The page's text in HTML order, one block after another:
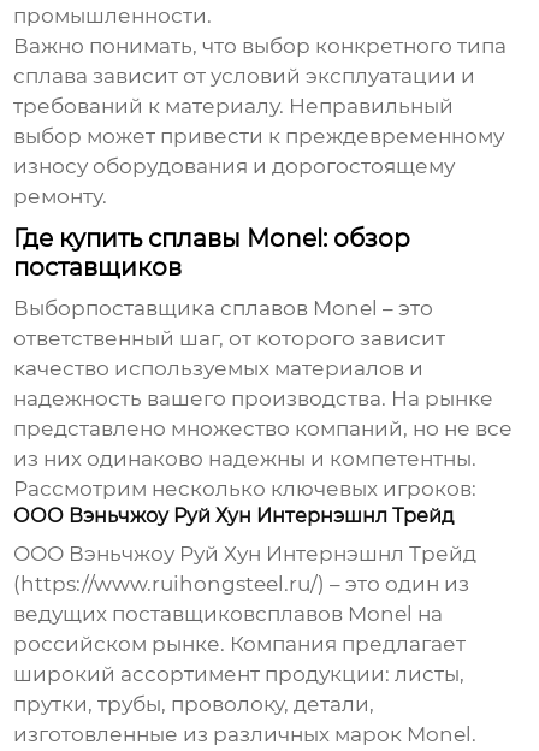
промышленности.
Важно понимать, что выбор конкретного типа
сплава зависит от условий эксплуатации и
требований к материалу. Неправильный
выбор может привести к преждевременному
износу оборудования и дорогостоящему
ремонту.
Где купить сплавы Monel: обзор
поставщиков
Выборпоставщика сплавов Monel – это
ответственный шаг, от которого зависит
качество используемых материалов и
надежность вашего производства. На рынке
представлено множество компаний, но не все
из них одинаково надежны и компетентны.
Рассмотрим несколько ключевых игроков:
ООО Вэньчжоу Руй Хун Интернэшнл Трейд
ООО Вэньчжоу Руй Хун Интернэшнл Трейд
(https://www.ruihongsteel.ru/) – это один из
ведущих поставщиковсплавов Monel на
российском рынке. Компания предлагает
широкий ассортимент продукции: листы,
прутки, трубы, проволоку, детали,
изготовленные из различных марок Monel.